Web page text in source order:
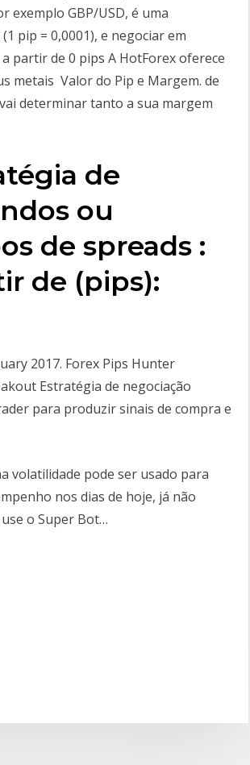
exemplo GBP/USD, é uma
pip = 0,0001), e negociar em
partir de 0 pips A HotForex oferece
metais Valor do Pip e Margem. de
determinar tanto a sua margem
de
ou
de spreads :
de (pips):
2017. Forex Pips Hunter
Estratégia de negociação
para produzir sinais de compra e
volatilidade pode ser usado para
nos dias de hoje, já não
o Super Bot…